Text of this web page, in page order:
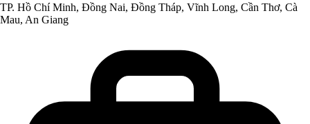
TP. Hồ Chí Minh, Đồng Nai, Đồng Tháp, Vĩnh Long, Cần Thơ, Cà
Mau, An Giang